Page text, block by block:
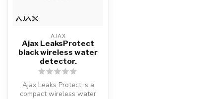
AJAX
Ajax LeaksProtect
black wireless water
detector.
Ajax Leaks Protect is a
compact wireless water